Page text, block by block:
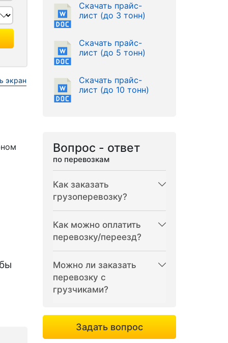
экран
Скачать прайс-
лист (до 3 тонн)
Скачать прайс-
лист (до 5 тонн)
Скачать прайс-
лист (до 10 тонн)
Вопрос - ответ
по перевозкам
Как заказать
грузоперевозку?
Как можно оплатить
перевозку/переезд?
Можно ли заказать
перевозку с
грузчиками?
Задать вопрос